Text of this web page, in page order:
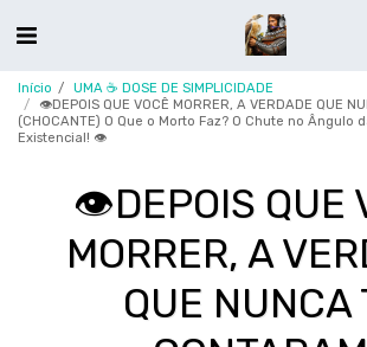
Início
UMA ☕ DOSE DE SIMPLICIDADE
👁️DEPOIS QUE VOCÊ MORRER, A VERDADE QUE
(CHOCANTE) O Que o Morto Faz? O Chute no Ângulo
Existencial! 👁️
👁️DEPOIS QUE
MORRER, A
QUE NUNCA